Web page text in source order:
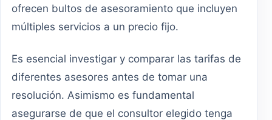
ofrecen bultos de asesoramiento que incluyen
múltiples servicios a un precio fijo.
Es esencial investigar y comparar las tarifas de
diferentes asesores antes de tomar una
resolución. Asimismo es fundamental
asegurarse de que el consultor elegido tenga